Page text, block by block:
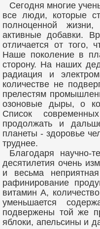
Сегодня многие
все люди, которые
полноценной
активные добавки.
отличается от того,
Наше поколение в
сторону. На наших
радиация и
количестве не
прелестям
озоновые дыры, о
Список
продолжать и
планеты - здоровье
труднее.
Благодаря научно-
десятилетия очень
и весьма
рафинирование
витамин А,
уменьшается
подвержены той же
яблоки, апельсины и